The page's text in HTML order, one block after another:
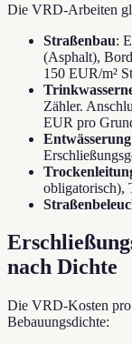
Die VRD-Arbeiten
Straßenbau:
(Asphalt),
150 EUR/m²
Zähler.
EUR pro
Entwässerung
obligatorisch),
nach Dichte
Die VRD-Kosten pro
Bebauungsdichte: